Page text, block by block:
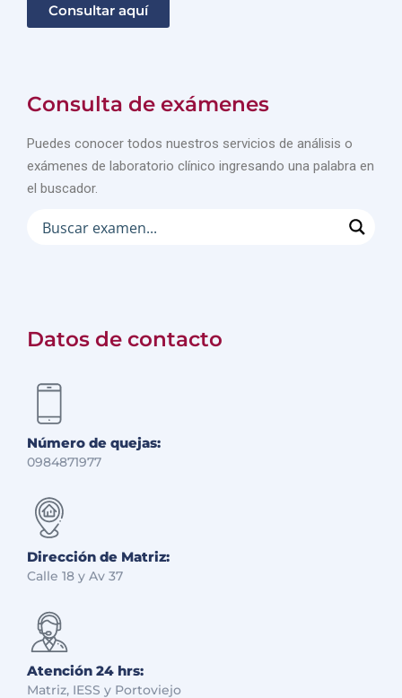
Consultar aquí
Consulta de exámenes
Puedes conocer todos nuestros servicios de análisis o
exámenes de laboratorio clínico ingresando una palabra en
el buscador.
Datos de contacto
Número de quejas:
0984871977
Dirección de Matriz:
Calle 18 y Av 37
Atención 24 hrs:
Matriz, IESS y Portoviejo